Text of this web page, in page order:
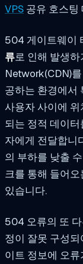
VPS 공유 호스팅
504 게이트웨이
류로 인해 발생
Network(CDN)
공하는 환경에서
사용자 사이에
되는 정적 데이
자에게 전달합니
의 부하를 낮출
크를 통해 들어
있습니다.
504 오류의 또
정이 잘못 구성
이트 정보에 오